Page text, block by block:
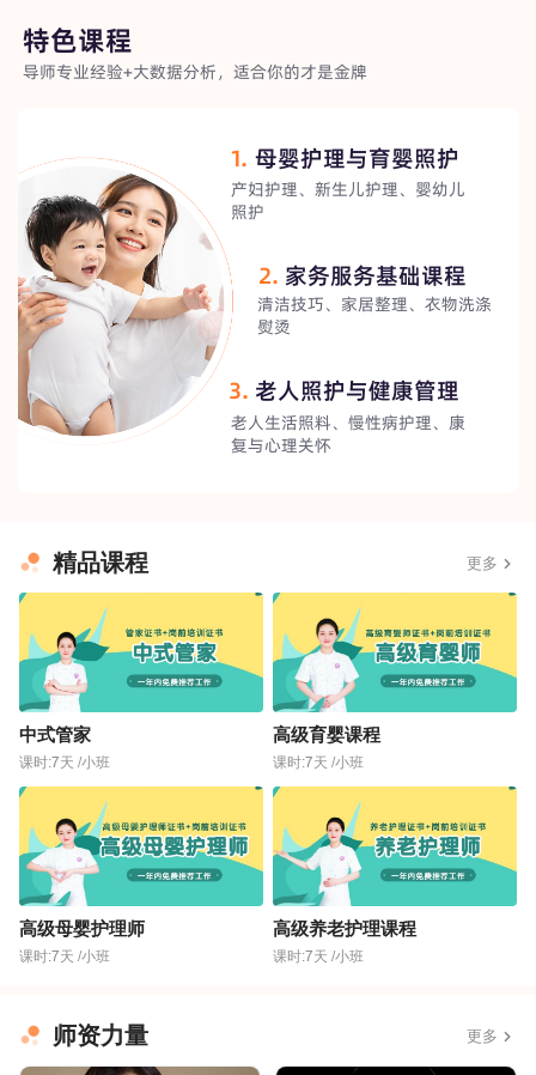
特色课程
导师专业经验+大数据分析，适合你的才是金牌
1. 母婴护理与育婴照护
产妇护理、新生儿护理、婴幼儿
照护
2. 家务服务基础课程
清洁技巧、家居整理、衣物洗涤
熨烫
3. 老人照护与健康管理
老人生活照料、慢性病护理、康
复与心理关怀
精品课程 更多
中式管家
课时:7天 /小班
高级育婴课程
课时:7天 /小班
高级母婴护理师
课时:7天 /小班
高级养老护理课程
课时:7天 /小班
师资力量 更多